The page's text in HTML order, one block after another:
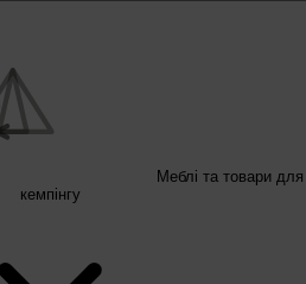
Меблі та товари для
кемпінгу